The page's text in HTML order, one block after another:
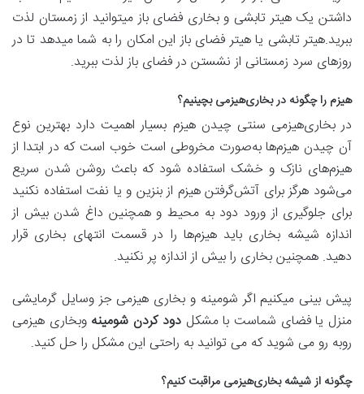
داشتن یک هیتر تابشی و بخاری فضای باز میتوانید از زمستان لذت
ببرید.هیتر تابشی یا هیتر فضای باز این امکان را به شما میدهد تا در
روزهای سرد زمستانی از نشستن در فضای باز لذت ببرید.
هیزم را چگونه در بخاری‌هیزمی بچینیم؟
در بخاری‌هیزمی سنتی چیدن هیزم بسیار اهمیت دارد بهترین نوع
آن چیدن هیزم‌ها به‌صورت مخروطی است خوب است که در ابتدا از
هیزم‌های نازک و خشک استفاده شود که باعث روشن شدن سریع
می‌شود هرگز برای آتش‌گرفتن هیزم از بنزین و یا نفت استفاده نکنید
برای جلوگیری از ورود دود به محیط و همچنین داغ شدن بیش از
اندازه شیشه بخاری باید هیزم‌ها را در قسمت انتهای بخاری قرار
دهید. همچنین بخاری را بیش از اندازه پر نکنید.
پیش بینی میکنیم اگر شومینه و بخاری هیزمی جز وسایل گرمایشی
منزل یا فضای شماست با مشکلدود کردن شومینه وبخاری هیزمی
روبه رو می شوید که می توانید به راحتی این مشکل را حل کنید.
چگونه از شیشه بخاری‌هیزمی مراقبت کنیم؟